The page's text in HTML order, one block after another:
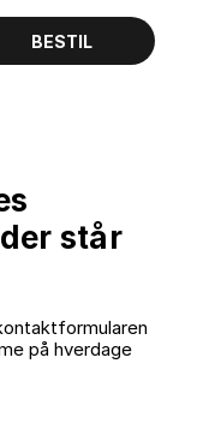
BESTIL
står
på hverdage